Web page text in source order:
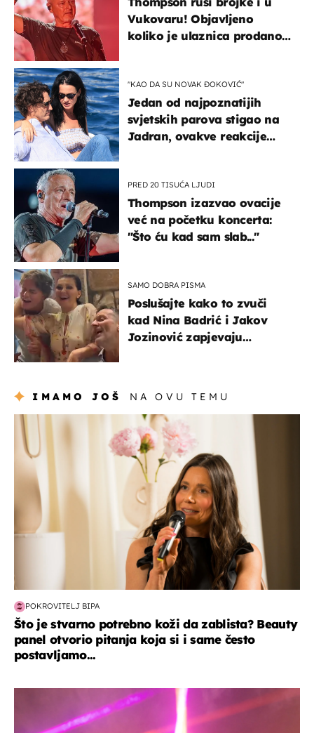
Vukovaru! Objavljeno
koliko je ulaznica prodano
"KAO DA SU NOVAK ĐOKOVIĆ"
Jedan od najpoznatijih
svjetskih parova stigao na
Jadran, ovakve reakcije
PRED 20 TISUĆA LJUDI
Thompson izazvao ovacije
već na početku koncerta:
"Što ću kad sam slab..."
SAMO DOBRA PISMA
Poslušajte kako to zvuči
kad Nina Badrić i Jakov
Jozinović zapjevaju
IMAMO JOŠ NA OVU TEMU
moda & ljepota
POKROVITELJ BIPA
Što je stvarno potrebno koži da zablista? Beauty
panel otvorio pitanja koja si i same često
postavljamo...